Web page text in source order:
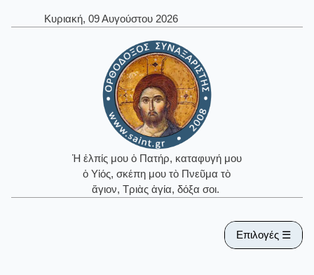
Κυριακή, 09 Αυγούστου 2026
Ἡ ἐλπίς μου ὁ Πατήρ, καταφυγή μου
ὁ Υἱός, σκέπη μου τὸ Πνεῦμα τὸ
ἅγιον, Τριὰς ἁγία, δόξα σοι.
Επιλογές ☰